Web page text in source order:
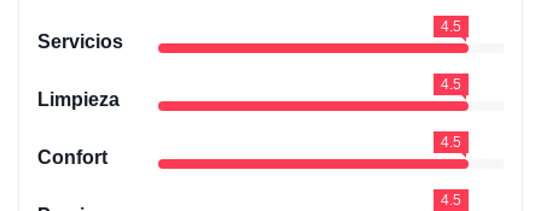
Servicios
4.5
Limpieza
4.5
Confort
4.5
4.5